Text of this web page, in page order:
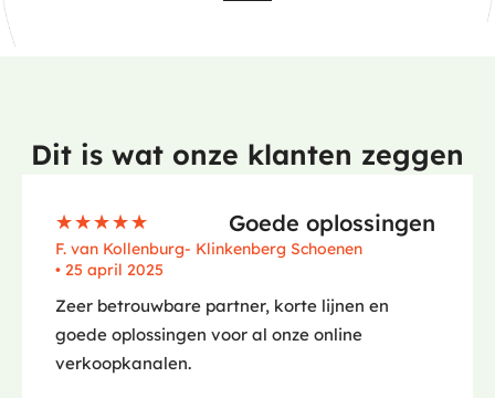
Dit is wat onze klanten zeggen
☆☆☆☆☆ Goede oplossingen
F. van Kollenburg- Klinkenberg Schoenen
• 25 april 2025
Zeer betrouwbare partner, korte lijnen en
goede oplossingen voor al onze online
verkoopkanalen.